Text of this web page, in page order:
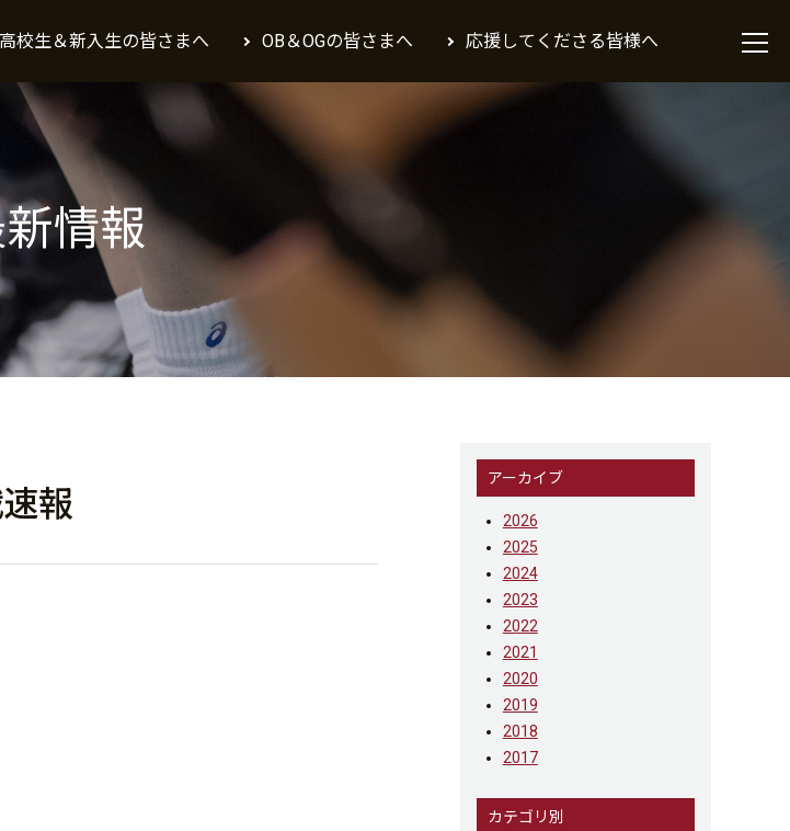
高校生＆新入生の皆さまへ OB＆OGの皆さまへ 応援してくださる皆様へ
情報
報
アーカイブ
2026
2025
2024
2023
2022
2021
2020
2019
2018
2017
カテゴリ別